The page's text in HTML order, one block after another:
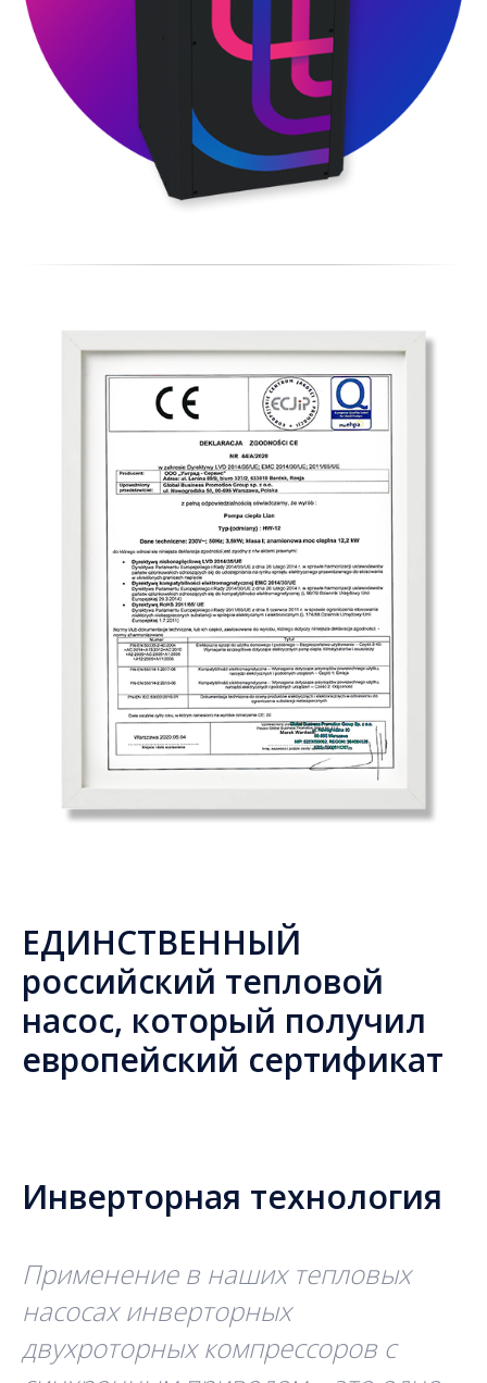
ЕДИНСТВЕННЫЙ
российский тепловой
насос, который получил
европейский сертификат
Инверторная технология
Применение в наших тепловых
насосах инверторных
двухроторных компрессоров с